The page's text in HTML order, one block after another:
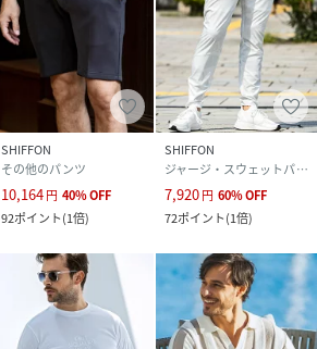
SHIFFON
その他のパンツ
10,164円 40%OFF
92ポイント(1倍)
SHIFFON
ジャージ・スウェットパンツ
7,920円 60%OFF
72ポイント(1倍)